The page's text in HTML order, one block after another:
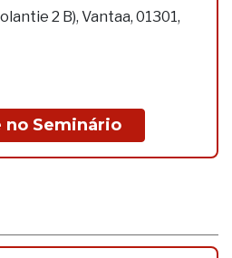
2 B), Vantaa, 01301,
no Seminário